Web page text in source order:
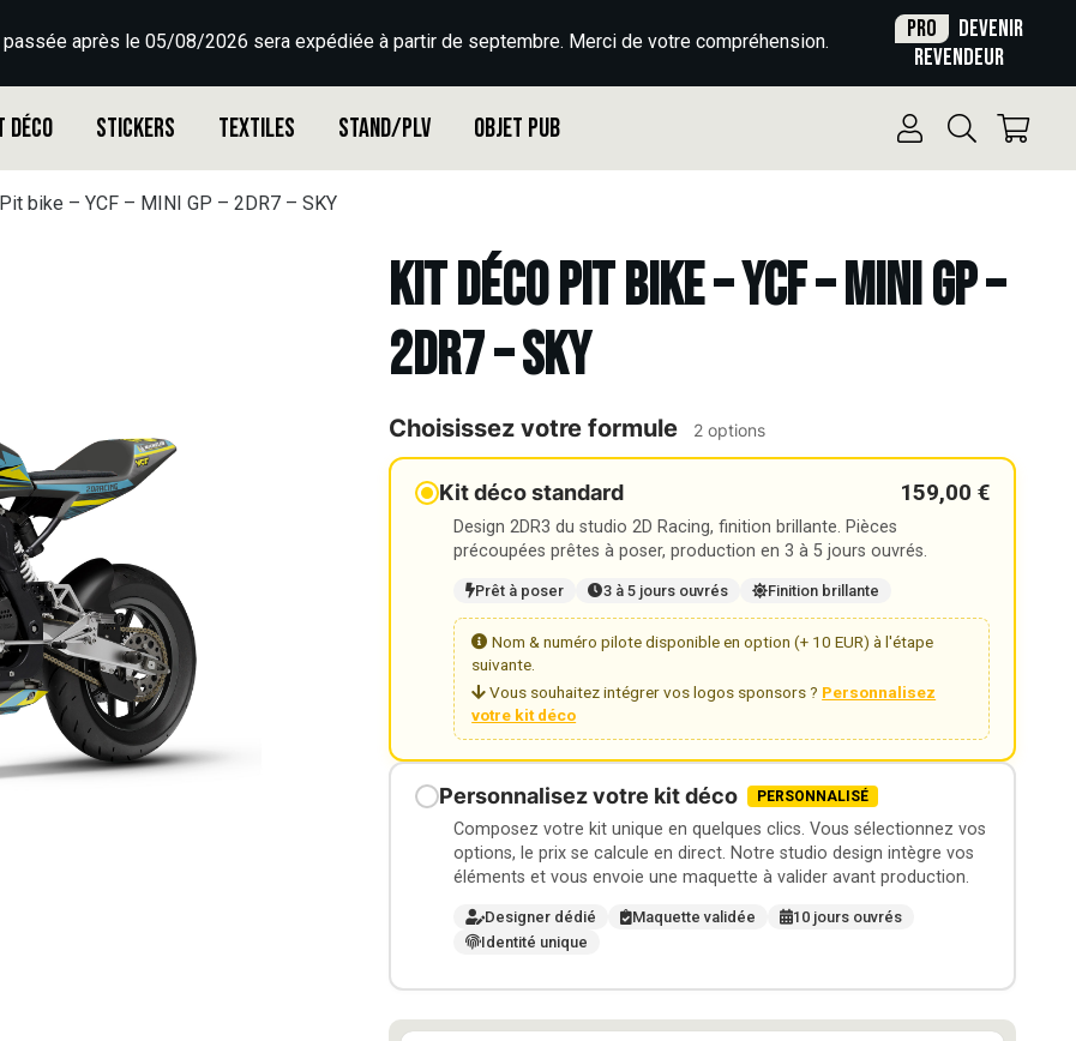
après le 05/08/2026 sera expédiée à partir de septembre. Merci de votre compréhension. Pro
Devenir
revendeur
déco Stickers Textiles Stand/PLV Objet Pub
bike – YCF – MINI GP – 2DR7 – SKY
Kit déco Pit bike – YCF – MINI GP –
2DR7 – SKY
Choisissez votre formule 2 options
Kit déco standard 159,00 €
Design 2DR3 du studio 2D Racing, finition brillante. Pièces
précoupées prêtes à poser, production en 3 à 5 jours ouvrés.
Prêt à poser 3 à 5 jours ouvrés Finition brillante
Nom & numéro pilote disponible en option (+ 10 EUR) à l'étape
suivante.
Vous souhaitez intégrer vos logos sponsors ? Personnalisez
votre kit déco
Personnalisez votre kit déco PERSONNALISÉ
Composez votre kit unique en quelques clics. Vous sélectionnez vos
options, le prix se calcule en direct. Notre studio design intègre vos
éléments et vous envoie une maquette à valider avant production.
Designer dédié Maquette validée
10 jours ouvrés
Identité unique